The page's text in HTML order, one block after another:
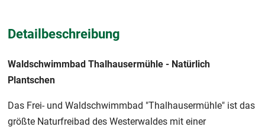
Detailbeschreibung
Waldschwimmbad Thalhausermühle - Natürlich
Plantschen
Das Frei- und Waldschwimmbad "Thalhausermühle" ist das
größte Naturfreibad des Westerwaldes mit einer